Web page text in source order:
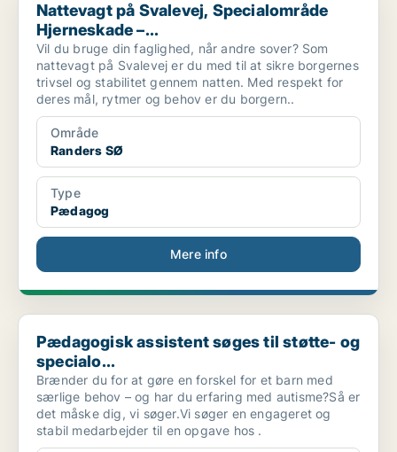
Nattevagt på Svalevej, Specialområde
Hjerneskade –...
Vil du bruge din faglighed, når andre sover? Som
nattevagt på Svalevej er du med til at sikre borgernes
trivsel og stabilitet gennem natten. Med respekt for
deres mål, rytmer og behov er du borgern..
Område
Randers SØ
Type
Pædagog
Mere info
Pædagogisk assistent søges til støtte- og specialo...
Pædagogisk assistent søges til støtte- og
specialo...
Brænder du for at gøre en forskel for et barn med
særlige behov – og har du erfaring med autisme?Så er
det måske dig, vi søger.Vi søger en engageret og
stabil medarbejder til en opgave hos .